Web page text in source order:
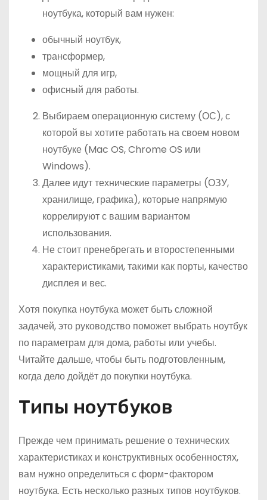
ноутбука, который вам нужен:
обычный ноутбук,
трансформер,
мощный для игр,
офисный для работы.
Выбираем операционную систему (ОС), с
которой вы хотите работать на своем новом
ноутбуке (Mac OS, Chrome OS или
Windows).
Далее идут технические параметры (ОЗУ,
хранилище, графика), которые напрямую
коррелируют с вашим вариантом
использования.
Не стоит пренебрегать и второстепенными
характеристиками, такими как порты, качество
дисплея и вес.
Хотя покупка ноутбука может быть сложной
задачей, это руководство поможет выбрать ноутбук
по параметрам для дома, работы или учебы.
Читайте дальше, чтобы быть подготовленным,
когда дело дойдёт до покупки ноутбука.
Типы ноутбуков
Прежде чем принимать решение о технических
характеристиках и конструктивных особенностях,
вам нужно определиться с форм-фактором
ноутбука. Есть несколько разных типов ноутбуков.